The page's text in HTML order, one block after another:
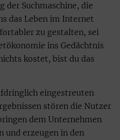
der Suchmaschine, die
das Leben im Internet
zu gestalten, sei
ins Gedächtnis
kostet, bist du das
eingestreuten
stören die Nutzer
dem Unternehmen
und erzeugen in den